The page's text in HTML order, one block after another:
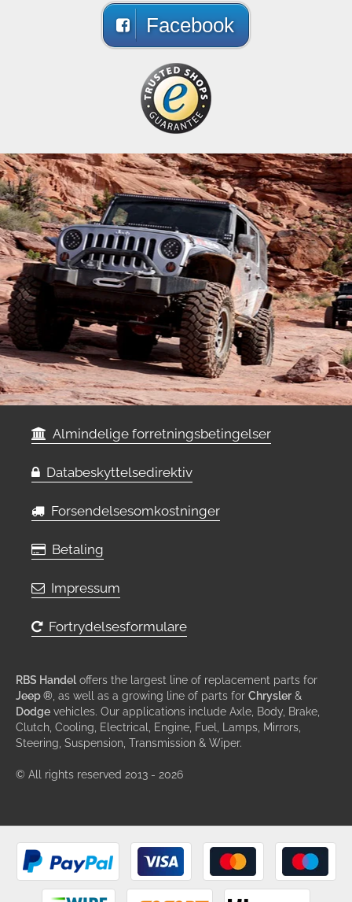
Facebook
Almindelige forretningsbetingelser
Databeskyttelsedirektiv
Forsendelsesomkostninger
Betaling
Impressum
Fortrydelsesformulare
RBS Handel offers the largest line of replacement parts for
Jeep ®, as well as a growing line of parts for Chrysler &
Dodge vehicles. Our applications include Axle, Body, Brake,
Clutch, Cooling, Electrical, Engine, Fuel, Lamps, Mirrors,
Steering, Suspension, Transmission & Wiper.
© All rights reserved 2013 - 2026